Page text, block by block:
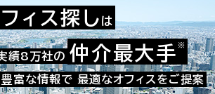
お問い合わせ番号：009-02309
ィス探し は
績8万社の 仲介最大手 ※
富な情報で 最適なオフィスをご提案